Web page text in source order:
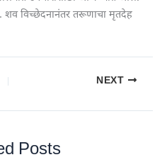
शव विच्छेदनानंतर तरूणाचा मृतदेह
NEXT
Posts